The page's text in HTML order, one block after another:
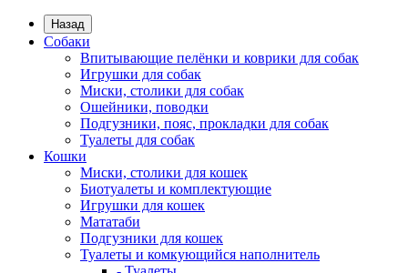
Назад
Собаки
Впитывающие пелёнки и коврики для собак
Игрушки для собак
Миски, столики для собак
Ошейники, поводки
Подгузники, пояс, прокладки для собак
Туалеты для собак
Кошки
Миски, столики для кошек
Биотуалеты и комплектующие
Игрушки для кошек
Мататаби
Подгузники для кошек
Туалеты и комкующийся наполнитель